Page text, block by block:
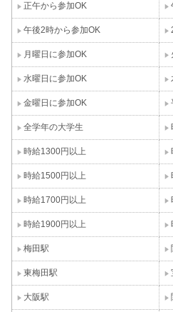
正午から参加OK
午後2時から参加OK
月曜日に参加OK
水曜日に参加OK
金曜日に参加OK
全学年の大学生
時給1300円以上
時給1500円以上
時給1700円以上
時給1900円以上
梅田駅
東梅田駅
大阪駅